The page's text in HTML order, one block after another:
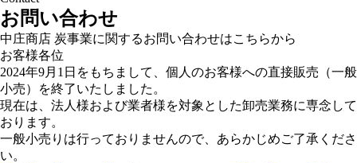
お問い合わせ
中庄商店 炭事業に関するお問い合わせはこちらから
お客様各位
2024年9月1日をもちまして、個人のお客様への直接販売（一般
小売）を終了いたしました。
現在は、法人様および業者様を対象とした卸売業務に専念して
おります。
一般小売りは行っておりませんので、あらかじめご了承くださ
い。